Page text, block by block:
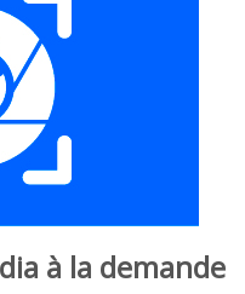
à la demande